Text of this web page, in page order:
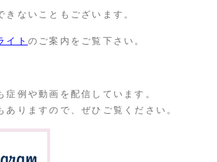
ないこともございます。
イト のご案内をご覧下さい。
症例や動画を配信しています。
ありますので、ぜひご覧ください。